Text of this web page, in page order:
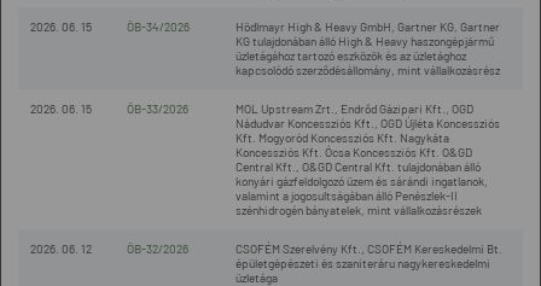
2026. 06. 15 ÖB-34/2026
Hödlmayr High & Heavy GmbH, Gartner KG, Gartner
KG tulajdonában álló High & Heavy haszongépjármű
üzletágához tartozó eszközök és az üzletághoz
kapcsolódó szerződésállomány, mint vállalkozásrész
2026. 06. 15 ÖB-33/2026
MOL Upstream Zrt., Endrőd Gázipari Kft., OGD
Nádudvar Koncessziós Kft., OGD Újléta Koncessziós
Kft. Mogyoród Koncessziós Kft. Nagykáta
Koncessziós Kft. Ócsa Koncessziós Kft. O&GD
Central Kft., O&GD Central Kft. tulajdonában álló
konyári gázfeldolgozó üzem és sárándi ingatlanok,
valamint a jogosultságában álló Penészlek-II
szénhidrogén bányatelek, mint vállalkozásrészek
2026. 06. 12 ÖB-32/2026
CSOFÉM Szerelvény Kft., CSOFÉM Kereskedelmi Bt.
épületgépészeti és szaniteráru nagykereskedelmi
üzletága